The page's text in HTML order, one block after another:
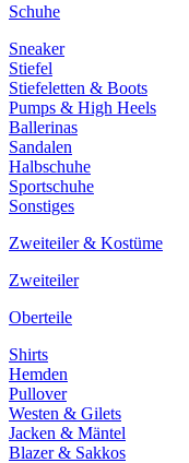
Schuhe
Sneaker
Stiefel
Stiefeletten & Boots
Pumps & High Heels
Ballerinas
Sandalen
Halbschuhe
Sportschuhe
Sonstiges
Zweiteiler & Kostüme
Zweiteiler
Oberteile
Shirts
Hemden
Pullover
Westen & Gilets
Jacken & Mäntel
Blazer & Sakkos